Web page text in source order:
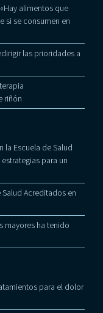
alimentos que
si se consumen en
las prioridades a
riñón
la Escuela de Salud
para un
Acreditados en
mayores ha tenido
para el dolor